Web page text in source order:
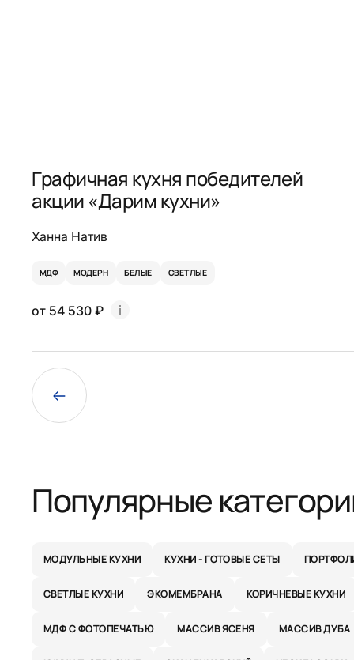
Графичная кухня победителей
акции «Дарим кухни»
Ханна Натив
МДФ МОДЕРН БЕЛЫЕ СВЕТЛЫЕ
от 54 530 ₽
Популярные
МОДУЛЬНЫЕ КУХНИ КУХНИ - ГОТОВЫЕ СЕТЫ
СВЕТЛЫЕ КУХНИ ЭКОМЕМБРАНА КОРИЧНЕВЫЕ КУХНИ
МДФ С ФОТОПЕЧАТЬЮ МАССИВ ЯСЕНЯ МАССИВ ДУБА